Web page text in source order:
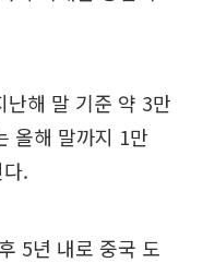
난해 말 기준 약 3만
올해 말까지 1만
.
5년 내로 중국 도